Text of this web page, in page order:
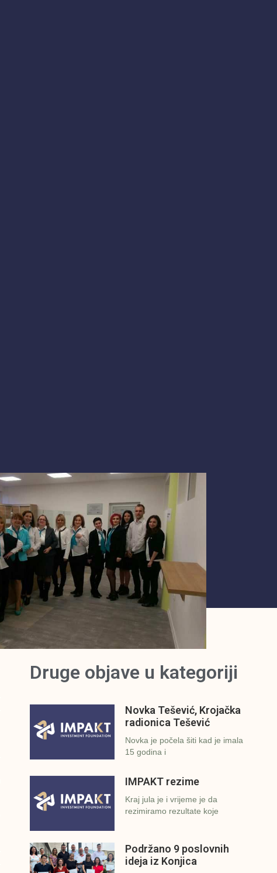
Druge objave u kategoriji
Novka Tešević, Krojačka
radionica Tešević
Novka je počela šiti kad je imala
15 godina i
IMPAKT rezime
Kraj jula je i vrijeme je da
rezimiramo rezultate koje
Podržano 9 poslovnih
ideja iz Konjica